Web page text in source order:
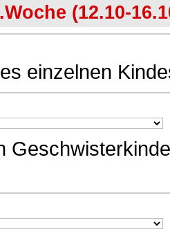
(12.10-
einzelnen